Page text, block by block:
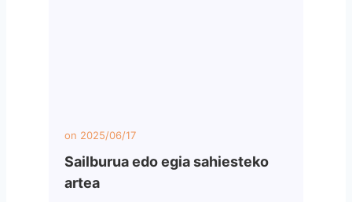
on 2025/06/17
Sailburua edo egia sahiesteko
artea